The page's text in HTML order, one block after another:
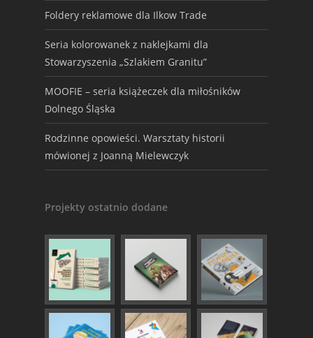
Foldery reklamowe dla Ilkow Trade
Seria kolorowanek z naklejkami dla
Stowarzyszenia „Szlakiem Granitu”
MOOFIE – seria książeczek dla miłośników
Dolnego Śląska
Rodzinne opowieści. Warsztaty historii
mówionej z Joanną Mielewczyk
Projekty ostatnio dodane